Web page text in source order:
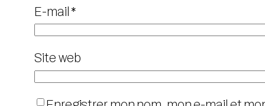
E-mail *
Site web